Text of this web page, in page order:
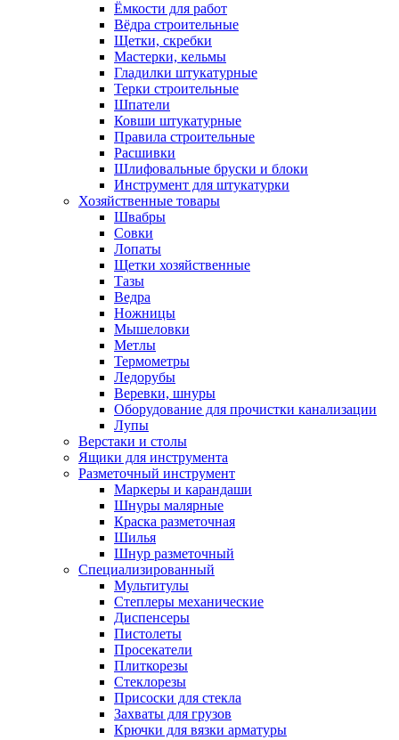
Ёмкости для работ
Вёдра строительные
Щетки, скребки
Мастерки, кельмы
Гладилки штукатурные
Терки строительные
Шпатели
Ковши штукатурные
Правила строительные
Расшивки
Шлифовальные бруски и блоки
Инструмент для штукатурки
Хозяйственные товары
Швабры
Совки
Лопаты
Щетки хозяйственные
Тазы
Ведра
Ножницы
Мышеловки
Метлы
Термометры
Ледорубы
Веревки, шнуры
Оборудование для прочистки канализации
Лупы
Верстаки и столы
Ящики для инструмента
Разметочный инструмент
Маркеры и карандаши
Шнуры малярные
Краска разметочная
Шилья
Шнур разметочный
Специализированный
Мультитулы
Степлеры механические
Диспенсеры
Пистолеты
Просекатели
Плиткорезы
Стеклорезы
Присоски для стекла
Захваты для грузов
Крючки для вязки арматуры